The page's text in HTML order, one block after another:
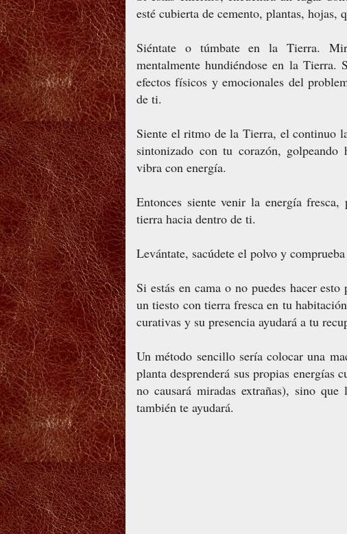
esté cubierta de cemento, plantas, hojas,
Siéntate o túmbate en la Tierra.
mentalmente hundiéndose en la
efectos físicos y emocionales del
de ti.
Siente el ritmo de la Tierra, el continuo
sintonizado con tu corazón, golpeando
vibra con energía.
Entonces siente venir la energía
tierra hacia dentro de ti.
Levántate, sacúdete el polvo y
Si estás en cama o no puedes hacer
un tiesto con tierra fresca en tu
curativas y su presencia ayudará a tu
Un método sencillo sería colocar una
planta desprenderá sus propias energías
no causará miradas extrañas), sino
también te ayudará.